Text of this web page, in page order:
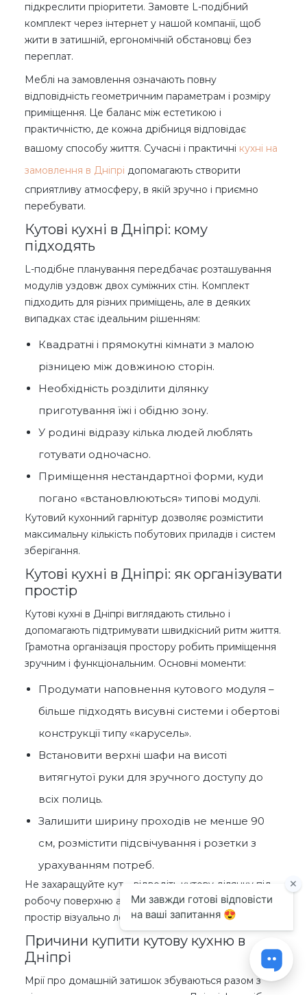
підкреслити пріоритети. Замовте L-подібний
комплект через інтернет у нашой компанії, щоб
жити в затишній, ергономічній обстановці без
переплат.
Меблі на замовлення означають повну
відповідність геометричним параметрам і розміру
приміщення. Це баланс між естетикою і
практичністю, де кожна дрібниця відповідає
вашому способу життя. Сучасні і практичні кухні на
замовлення в Дніпрі допомагають створити
сприятливу атмосферу, в якій зручно і приємно
перебувати.
Кутові кухні в Дніпрі: кому
підходять
L-подібне планування передбачає розташування
модулів уздовж двох суміжних стін. Комплект
підходить для різних приміщень, але в деяких
випадках стає ідеальним рішенням:
Квадратні і прямокутні кімнати з малою
різницею між довжиною сторін.
Необхідність розділити ділянку
приготування їжі і обідню зону.
У родині відразу кілька людей люблять
готувати одночасно.
Приміщення нестандартної форми, куди
погано «встановлюються» типові модулі.
Кутовий кухонний гарнітур дозволяє розмістити
максимальну кількість побутових приладів і систем
зберігання.
Кутові кухні в Дніпрі: як організувати
простір
Кутові кухні в Дніпрі виглядають стильно і
допомагають підтримувати швидкісний ритм життя.
Грамотна організація простору робить приміщення
зручним і функціональним. Основні моменти:
Продумати наповнення кутового модуля –
більше підходять висувні системи і обертові
конструкції типу «карусель».
Встановити верхні шафи на висоті
витягнутої руки для зручного доступу до
всіх полиць.
Залишити ширину проходів не менше 90
см, розмістити підсвічування і розетки з
урахуванням потреб.
Не захаращуйте кут – відведіть кутову ділянку під
робочу поверхню або мийку. Такий прийом робить
простір візуально легким.
Причини купити кутову кухню в
Дніпрі
Мрії про домашній затишок збуваються разом з